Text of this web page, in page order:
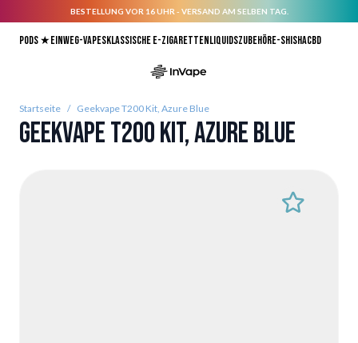
BESTELLUNG VOR 16 UHR - VERSAND AM SELBEN TAG.
Pods ★Einweg-VapesKlassische E-ZigarettenLiquidsZubehörE-ShishaCBD
Startseite / Geekvape T200 Kit, Azure Blue
Geekvape T200 Kit, Azure Blue